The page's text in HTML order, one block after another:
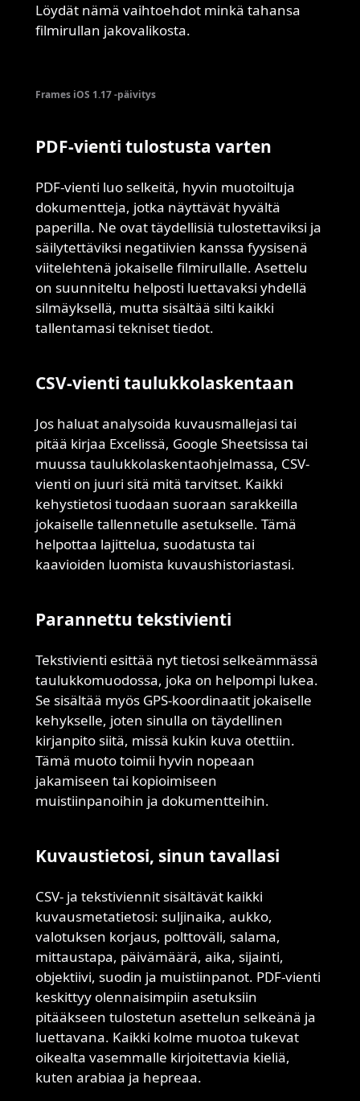
Löydät nämä vaihtoehdot minkä tahansa
filmirullan jakovalikosta.
Frames iOS 1.17 -päivitys
PDF-vienti tulostusta varten
PDF-vienti luo selkeitä, hyvin muotoiltuja
dokumentteja, jotka näyttävät hyvältä
paperilla. Ne ovat täydellisiä tulostettaviksi ja
säilytettäviksi negatiivien kanssa fyysisenä
viitelehtenä jokaiselle filmirullalle. Asettelu
on suunniteltu helposti luettavaksi yhdellä
silmäyksellä, mutta sisältää silti kaikki
tallentamasi tekniset tiedot.
CSV-vienti taulukkolaskentaan
Jos haluat analysoida kuvausmallejasi tai
pitää kirjaa Excelissä, Google Sheetsissa tai
muussa taulukkolaskentaohjelmassa, CSV-
vienti on juuri sitä mitä tarvitset. Kaikki
kehystietosi tuodaan suoraan sarakkeilla
jokaiselle tallennetulle asetukselle. Tämä
helpottaa lajittelua, suodatusta tai
kaavioiden luomista kuvaushistoriastasi.
Parannettu tekstivienti
Tekstivienti esittää nyt tietosi selkeämmässä
taulukkomuodossa, joka on helpompi lukea.
Se sisältää myös GPS-koordinaatit jokaiselle
kehykselle, joten sinulla on täydellinen
kirjanpito siitä, missä kukin kuva otettiin.
Tämä muoto toimii hyvin nopeaan
jakamiseen tai kopioimiseen
muistiinpanoihin ja dokumentteihin.
Kuvaustietosi, sinun tavallasi
CSV- ja tekstiviennit sisältävät kaikki
kuvausmetatietosi: suljinaika, aukko,
valotuksen korjaus, polttoväli, salama,
mittaustapa, päivämäärä, aika, sijainti,
objektiivi, suodin ja muistiinpanot. PDF-vienti
keskittyy olennaisimpiin asetuksiin
pitääkseen tulostetun asettelun selkeänä ja
luettavana. Kaikki kolme muotoa tukevat
oikealta vasemmalle kirjoitettavia kieliä,
kuten arabiaa ja hepreaa.